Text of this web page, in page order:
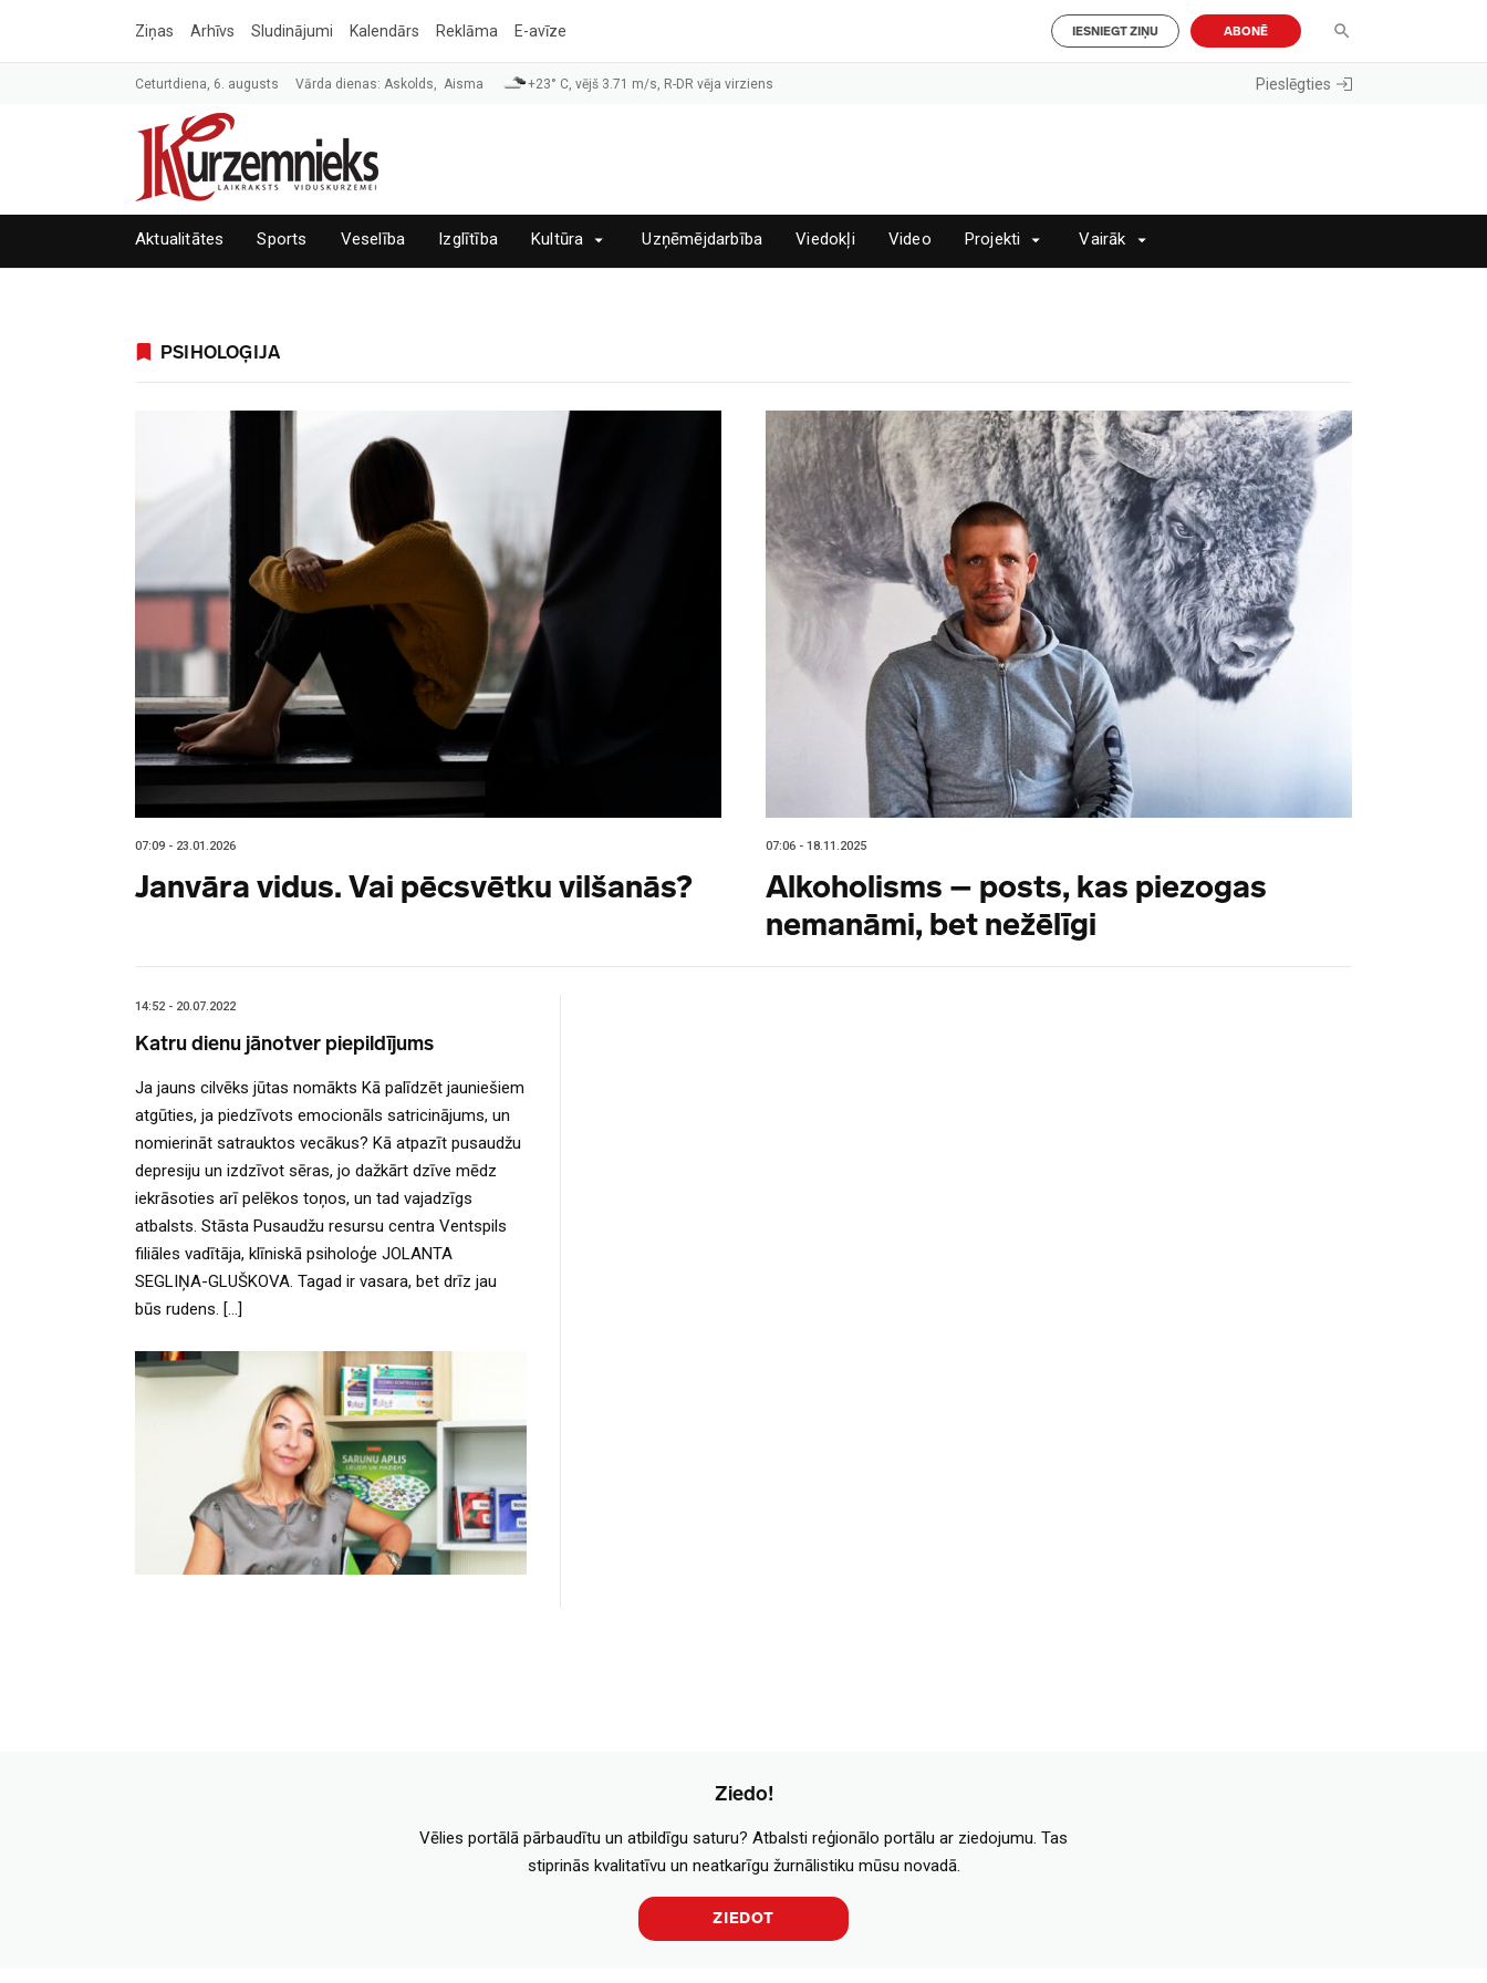
Ziņas Arhīvs Sludinājumi Kalendārs Reklāma E-avīze IESNIEGT ZIŅU ABONĒ
Ceturtdiena, 6. augusts Vārda dienas: Askolds, Aisma +23° C, vējš 3.71 m/s, R-DR vēja virziens Pieslēgties
Aktualitātes Sports Veselība Izglītība Kultūra Uzņēmējdarbība Viedokļi Video Projekti Vairāk
PSIHOLOĢIJA
07:09 - 23.01.2026
Janvāra vidus. Vai pēcsvētku vilšanās?
07:06 - 18.11.2025
Alkoholisms – posts, kas piezogas
nemanāmi, bet nežēlīgi
14:52 - 20.07.2022
Katru dienu jānotver piepildījums
Ja jauns cilvēks jūtas nomākts Kā palīdzēt jauniešiem
atgūties, ja piedzīvots emocionāls satricinājums, un
nomierināt satrauktos vecākus? Kā atpazīt pusaudžu
depresiju un izdzīvot sēras, jo dažkārt dzīve mēdz
iekrāsoties arī pelēkos toņos, un tad vajadzīgs
atbalsts. Stāsta Pusaudžu resursu centra Ventspils
filiāles vadītāja, klīniskā psiholoģe JOLANTA
SEGLIŅA-GLUŠKOVA. Tagad ir vasara, bet drīz jau
būs rudens. […]
Ziedo!
Vēlies portālā pārbaudītu un atbildīgu saturu? Atbalsti reģionālo portālu ar ziedojumu. Tas
stiprinās kvalitatīvu un neatkarīgu žurnālistiku mūsu novadā.
ZIEDOT